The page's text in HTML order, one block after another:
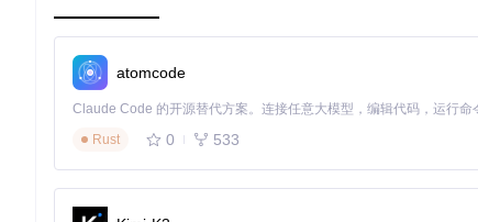
典型症状
🔍原因分析：版本兼容性问题，部分构建版本存在字体渲染引
推荐版本选择
当前最稳定的版本为
atomcode
Rust
0 533